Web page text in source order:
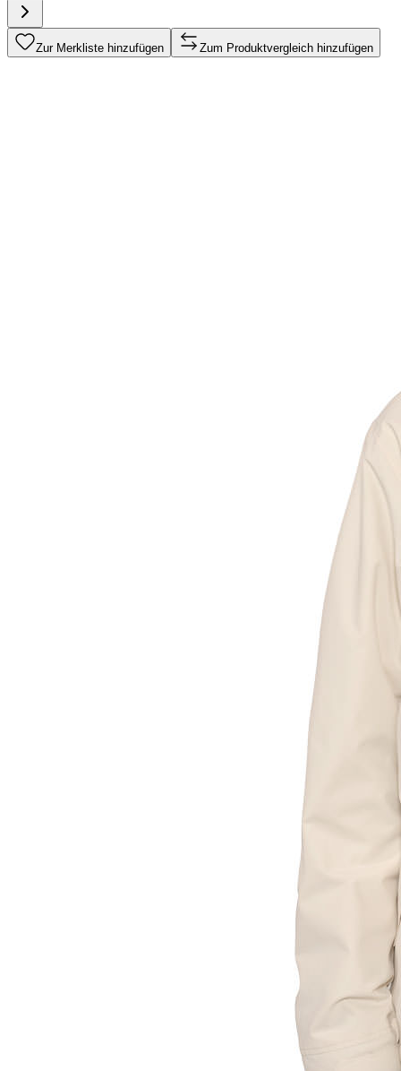
Zur Merkliste hinzufügen Zum Produktvergleich hinzufügen